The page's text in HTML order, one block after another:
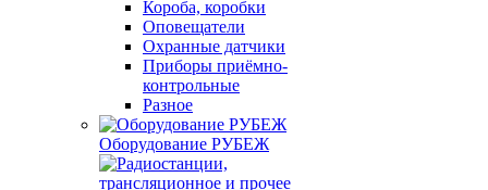
Короба, коробки
Оповещатели
Охранные датчики
Приборы приёмно-
контрольные
Разное
Оборудование РУБЕЖ